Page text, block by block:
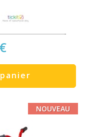
NOUVEAU